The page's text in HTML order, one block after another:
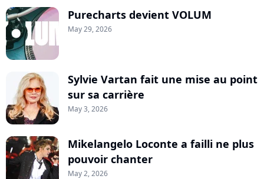
Purecharts devient VOLUM
May 29, 2026
Sylvie Vartan fait une mise au point
sur sa carrière
May 3, 2026
Mikelangelo Loconte a failli ne plus
pouvoir chanter
May 2, 2026